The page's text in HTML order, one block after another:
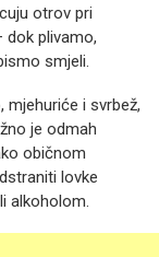
otrov pri
dok plivamo,
smjeli.
mjehuriće i svrbež,
je odmah
običnom
lovke
alkoholom.